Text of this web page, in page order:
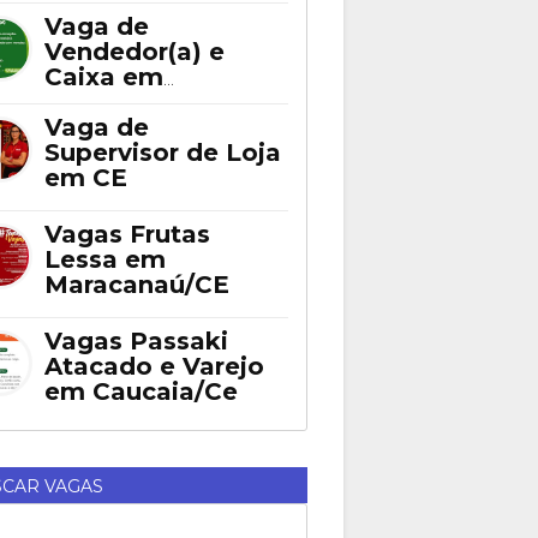
Vaga de
Vendedor(a) e
Caixa em
Vaga de
Supervisor de Loja
em CE
Vagas Frutas
Lessa em
Maracanaú/CE
Vagas Passaki
Atacado e Varejo
em Caucaia/Ce
VAGAS